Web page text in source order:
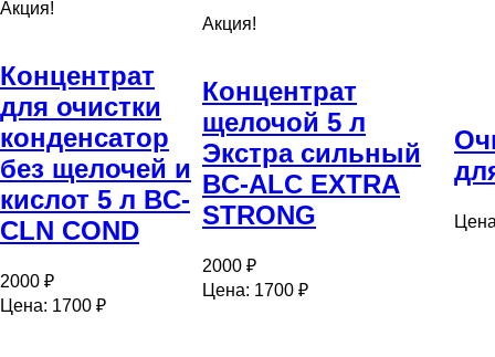
Акция!
Концентрат
для очистки
конденсатор
без щелочей и
кислот 5 л BC-
CLN COND
2000 ₽
Цена: 1700 ₽
Акция!
Концентрат
щелочой 5 л
Экстра сильный
BC-ALC EXTRA
STRONG
2000 ₽
Цена: 1700 ₽